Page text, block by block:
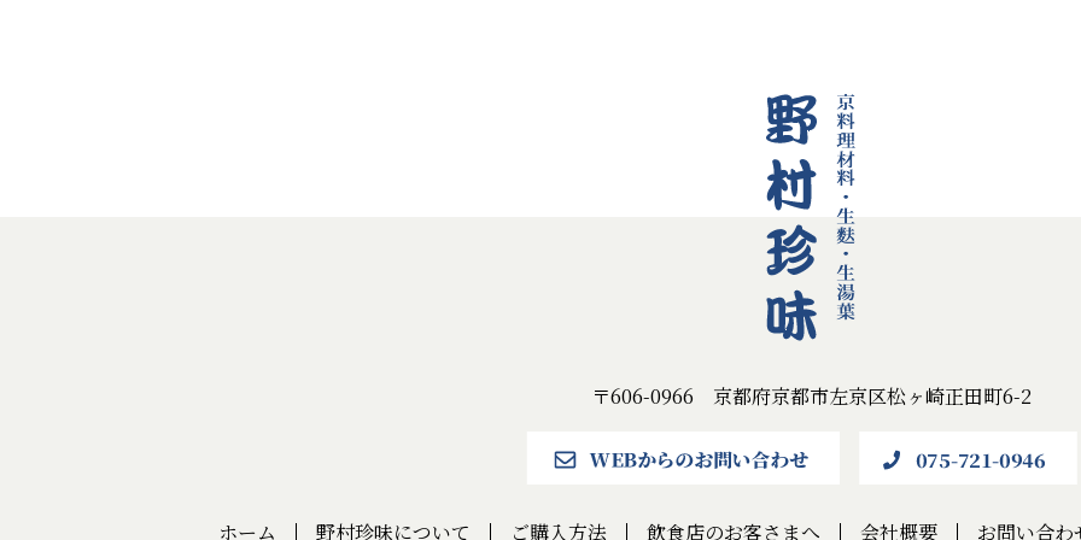
〒606-0966 京都府京都市左京区松ヶ崎正田町6-2
ホーム 野村珍味について ご購入方法 飲食店のお客さまへ 会社概要 お問い合わ